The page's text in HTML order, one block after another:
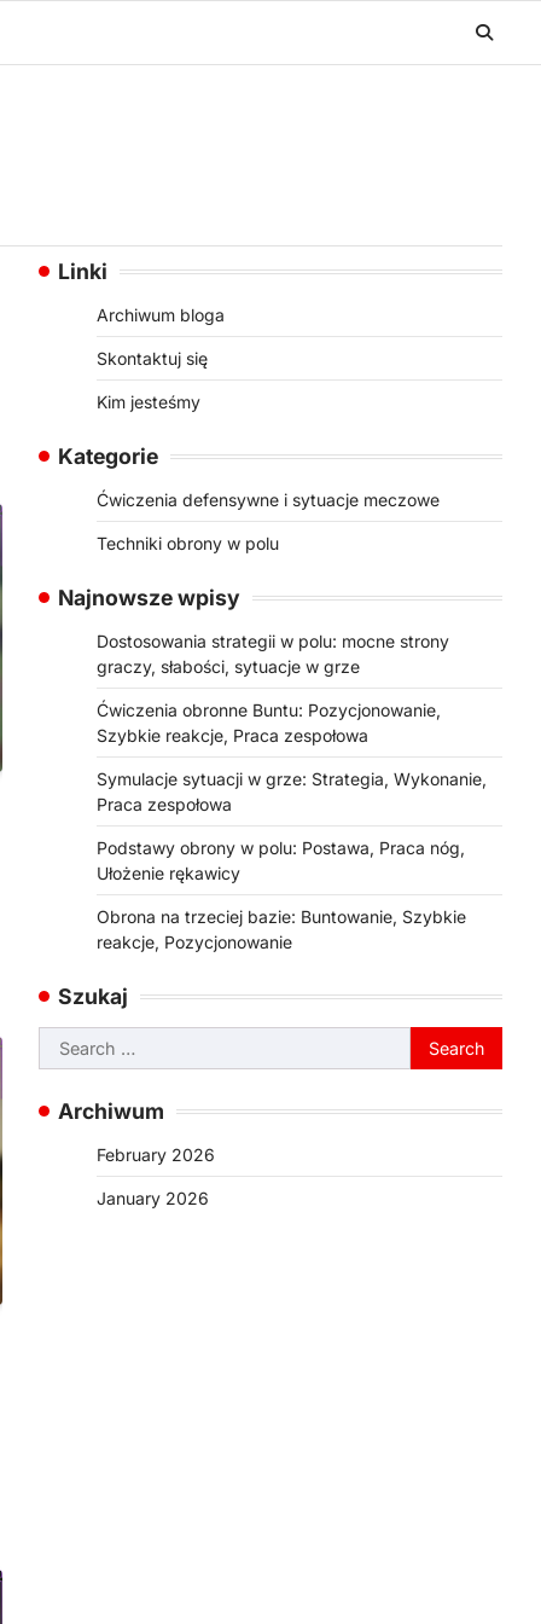
Linki
Archiwum bloga
Skontaktuj się
Kim jesteśmy
Kategorie
Ćwiczenia defensywne i sytuacje meczowe
Techniki obrony w polu
Najnowsze wpisy
Dostosowania strategii w polu: mocne strony
graczy, słabości, sytuacje w grze
Ćwiczenia obronne Buntu: Pozycjonowanie,
Szybkie reakcje, Praca zespołowa
Symulacje sytuacji w grze: Strategia, Wykonanie,
Praca zespołowa
Podstawy obrony w polu: Postawa, Praca nóg,
Ułożenie rękawicy
Obrona na trzeciej bazie: Buntowanie, Szybkie
reakcje, Pozycjonowanie
Szukaj
Search
for:
Archiwum
February 2026
January 2026